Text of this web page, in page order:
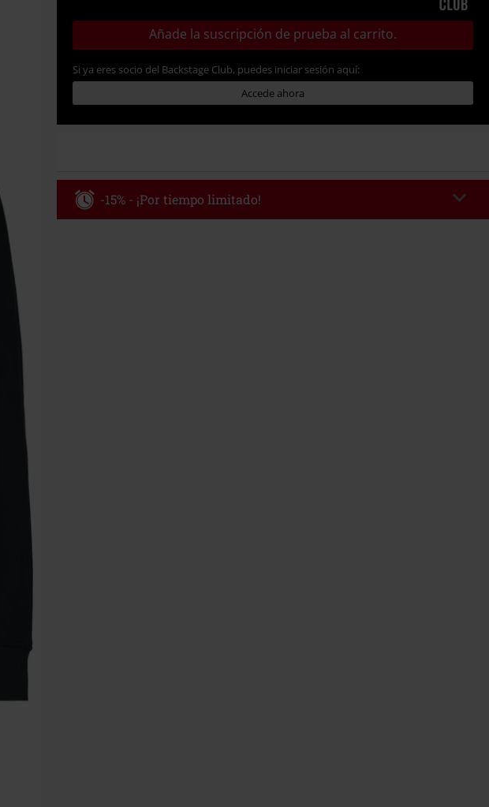
Añade la suscripción de prueba al carrito.
Si ya eres socio del Backstage Club, puedes iniciar sesión aquí:
Accede ahora
-15% - ¡Por tiempo limitado!